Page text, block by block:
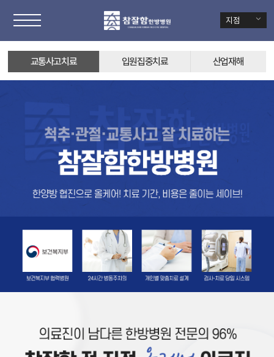
지점
교통사고치료 입원집중치료 산업재해